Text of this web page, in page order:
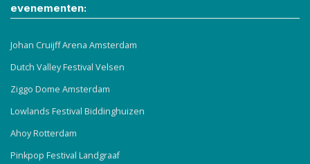
evenementen:
Johan Cruijff Arena Amsterdam
Dutch Valley Festival Velsen
Ziggo Dome Amsterdam
Lowlands Festival Biddinghuizen
Ahoy Rotterdam
Pinkpop Festival Landgraaf